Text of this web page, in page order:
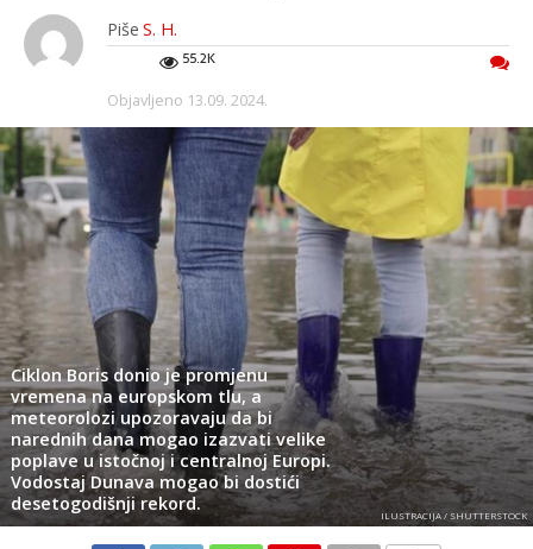
Piše S. H.
55.2K
Objavljeno 13.09. 2024.
Ciklon Boris donio je promjenu
vremena na europskom tlu, a
meteorolozi upozoravaju da bi
narednih dana mogao izazvati velike
poplave u istočnoj i centralnoj Europi.
Vodostaj Dunava mogao bi dostići
desetogodišnji rekord.
ILUSTRACIJA / SHUTTERSTOCK